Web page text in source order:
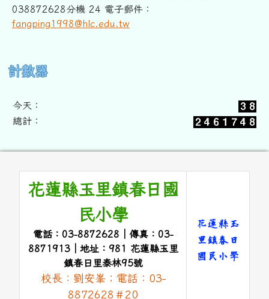
038872628分機 24 電子郵件：
fangping1998@hlc.edu.tw
右邊區域內容
計數器
今天：
總計：
頁尾區域內容
花蓮縣玉里鎮春日國
民小學
電話：03-8872628｜傳真：03-
8871913｜地址：981 花蓮縣玉里
鎮春日里泰林95號
校長：劉安峯；電話：03-
8872628＃20
花蓮縣玉
里鎮春日
國民小學